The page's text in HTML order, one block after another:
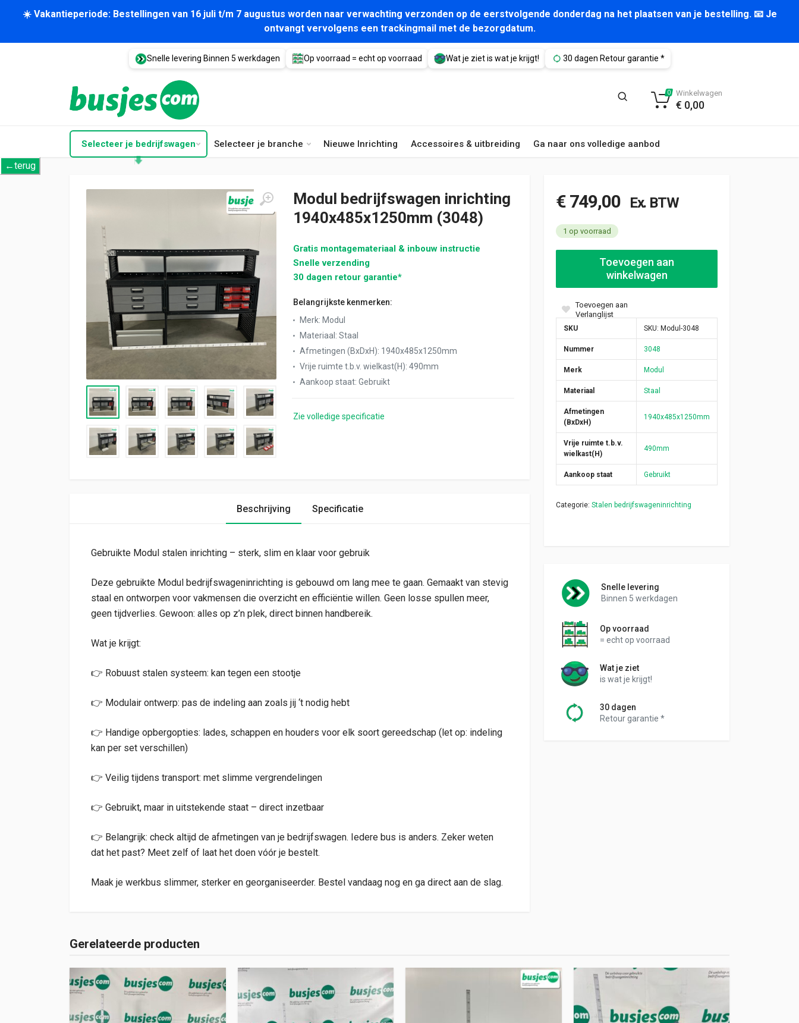
☀️ Vakantieperiode: Bestellingen van 16 juli t/m 7 augustus worden naar verwachting verzonden op de eerstvolgende donderdag na het plaatsen van je bestelling. 📧 Je
ontvangt vervolgens een trackingmail met de bezorgdatum.
Snelle levering Binnen 5 werkdagen Op voorraad = echt op voorraad Wat je ziet is wat je krijgt! 30 dagen Retour garantie *
Selecteer je bedrijfswagen Selecteer je branche Nieuwe Inrichting Accessoires & uitbreiding Ga naar ons volledige aanbod
0 Winkelwagen
€ 0,00
←terug
Modul bedrijfswagen inrichting
1940x485x1250mm (3048)
Gratis montagemateriaal & inbouw instructie
Snelle verzending
30 dagen retour garantie*
Belangrijkste kenmerken:
Merk: Modul
Materiaal : Staal
Afmetingen (BxDxH): 1940x485x1250mm
Vrije ruimte t.b.v. wielkast(H): 490mm
Aankoop staat: Gebruikt
Zie volledige specificatie
€749,00 Ex. BTW
1 op voorraad
Modul bedrijfswagen inrichting 1940x485x1250mm (3048)
Toevoegen aan
winkelwagen
Toevoegen aan
Verlanglijst
SKU SKU: Modul-3048
Nummer 3048
Merk Modul
Materiaal Staal
Afmetingen
(BxDxH)
1940x485x1250mm
Vrije ruimte t.b.v.
wielkast(H)
490mm
Aankoop staat Gebruikt
Categorie: Stalen bedrijfswageninrichting
Snelle levering
Binnen 5 werkdagen
Op voorraad
= echt op voorraad
Wat je ziet
is wat je krijgt!
30 dagen
Retour garantie *
Beschrijving Specificatie
Gebruikte Modul stalen inrichting – sterk, slim en klaar voor gebruik
Deze gebruikte Modul bedrijfswageninrichting is gebouwd om lang mee te gaan. Gemaakt van stevig
staal en ontworpen voor vakmensen die overzicht en efficiëntie willen. Geen losse spullen meer,
geen tijdverlies. Gewoon: alles op z’n plek, direct binnen handbereik.
Wat je krijgt:
👉 Robuust stalen systeem: kan tegen een stootje
👉 Modulair ontwerp: pas de indeling aan zoals jij ‘t nodig hebt
👉 Handige opbergopties: lades, schappen en houders voor elk soort gereedschap (let op: indeling
kan per set verschillen)
👉 Veilig tijdens transport: met slimme vergrendelingen
👉 Gebruikt, maar in uitstekende staat – direct inzetbaar
👉 Belangrijk: check altijd de afmetingen van je bedrijfswagen. Iedere bus is anders. Zeker weten
dat het past? Meet zelf of laat het doen vóór je bestelt.
Maak je werkbus slimmer, sterker en georganiseerder. Bestel vandaag nog en ga direct aan de slag.
Gerelateerde producten